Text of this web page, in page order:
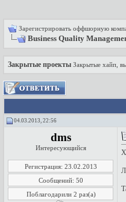
Зарегистрировать оффшорную
Business Quality
Закрытые проекты Закрытые хайп,
04.03.2013, 22:56
dms
Интересующийся
Регистрация: 23.02.2013
Сообщений: 50
Поблагодарили 2 раз(а)